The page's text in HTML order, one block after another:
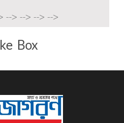
--> --> --> -->
Box